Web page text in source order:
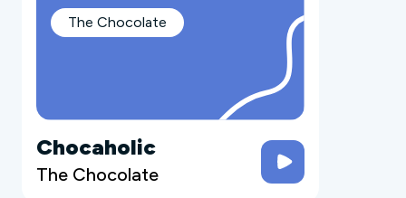
The Chocolate
Chocaholic
The Chocolate